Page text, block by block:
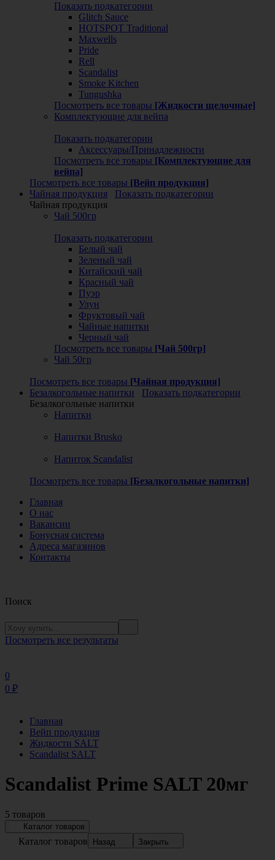
Показать подкатегории
Glitch Sauce
HOTSPOT Traditional
Maxwells
Pride
Rell
Scandalist
Smoke Kitchen
Tungushka
Посмотреть все товары [Жидкости щелочные]
Комплектующие для вейпа
Показать подкатегории
Аксессуары/Принадлежности
Посмотреть все товары [Комплектующие для
вейпа]
Посмотреть все товары [Вейп продукция]
Чайная продукция
Показать подкатегории
Чайная продукция
Чай 500гр
Показать подкатегории
Белый чай
Зеленый чай
Китайский чай
Красный чай
Пуэр
Улун
Фруктовый чай
Чайные напитки
Черный чай
Посмотреть все товары [Чай 500гр]
Чай 50гр
Посмотреть все товары [Чайная продукция]
Безалкогольные напитки
Показать подкатегории
Безалкогольные напитки
Напитки
Напитки Brusko
Напиток Scandalist
Посмотреть все товары [Безалкогольные напитки]
Главная
О нас
Вакансии
Бонусная система
Адреса магазинов
Контакты
Поиск
Посмотреть все результаты
0
0 ₽
Главная
Вейп продукция
Жидкости SALT
Scandalist SALT
Scandalist Prime SALT 20мг
5 товаров
Каталог товаров
Каталог товаров Назад Закрыть